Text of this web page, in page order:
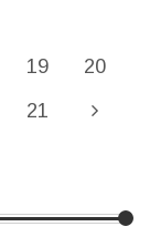
19
20
21